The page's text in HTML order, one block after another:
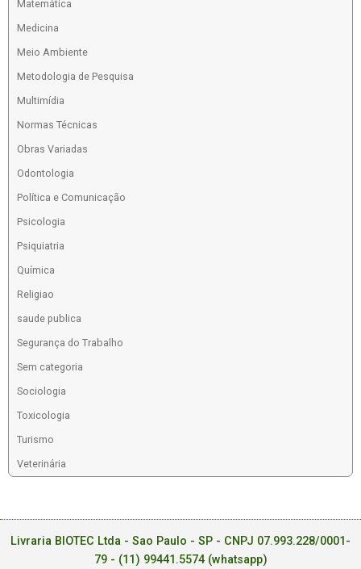
Matemática
Medicina
Meio Ambiente
Metodologia de Pesquisa
Multimídia
Normas Técnicas
Obras Variadas
Odontologia
Política e Comunicação
Psicologia
Psiquiatria
Química
Religiao
saude publica
Segurança do Trabalho
Sem categoria
Sociologia
Toxicologia
Turismo
Veterinária
Livraria BIOTEC Ltda - Sao Paulo - SP - CNPJ 07.993.228/0001-
79 - (11) 99441.5574 (whatsapp)